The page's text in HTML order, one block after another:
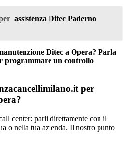
assistenza Ditec Paderno
Ditec a Opera? Parla
programmare un controllo
per
center: parli direttamente con il
o nella tua azienda. Il nostro punto